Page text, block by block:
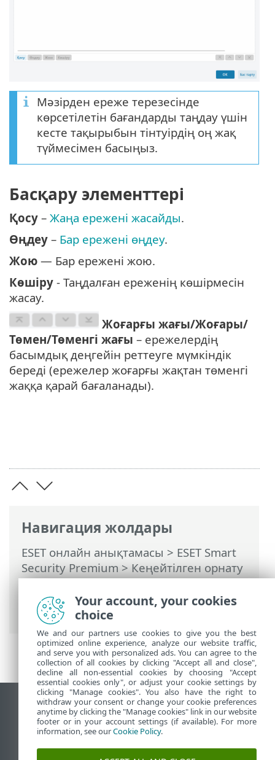
Навигация жолдары
ESET онлайн анықтамасы > ESET Smart
Security Premium>Кеңейтілген орнату
>Қорғаныстар>Желіге қатынасу
қорғанысы>Брандмауэр> Брандмауэр
ережелері
Мәзірден ереже терезесінде
көрсетілетін бағандарды таңдау үшін
кесте тақырыбын тінтуірдің оң жақ
түймесімен басыңыз.
Басқару элементтері
Қосу – Жаңа ережені жасайды.
Өңдеу – Бар ережені өңдеу.
Жою — Бар ережені жою.
Көшіру - Таңдалған ереженің көшірмесін
жасау.
Жоғарғы жағы/Жоғары/
Төмен/Төменгі жағы – ережелердің
басымдық деңгейін реттеуге мүмкіндік
береді (ережелер жоғарғы жақтан төменгі
жаққа қарай бағаланады).
Жұмыс үстеліндегі сайтты қарау
End of Life
ESET білім қоры
ESET форумы
Your account, your cookies
choice
We and our partners use cookies to give you the best
optimized online experience, analyze our website traffic,
and serve you with personalized ads. You can agree to the
collection of all cookies by clicking "Accept all and close",
decline all non-essential cookies by choosing "Accept
essential cookies only", or adjust your cookie settings by
clicking "Manage cookies". You also have the right to
withdraw your consent or change your cookie preferences
anytime by clicking the "Manage cookies" link in our website
footer or in your account settings (if available). For more
information, see ourCookie Policy.